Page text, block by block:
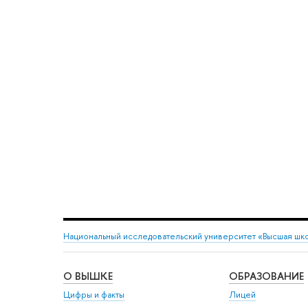
Национальный исследовательский университет «Высшая
О ВЫШКЕ
Цифры и факты
ОБРАЗОВАНИЕ
Лицей